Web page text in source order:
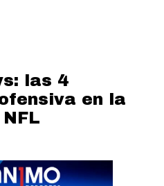
las 4
en la